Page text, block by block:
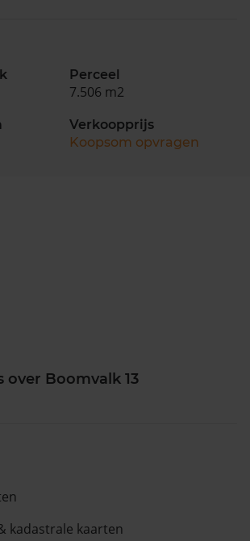
Perceel
7.506 m2
Verkoopprijs
Koopsom opvragen
over Boomvalk 13
kadastrale kaarten